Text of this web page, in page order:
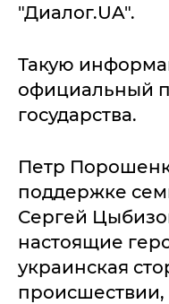
"Диалог.UA".
Такую
официальный
государства.
Петр
поддержке
Сергей
настоящие
украинская